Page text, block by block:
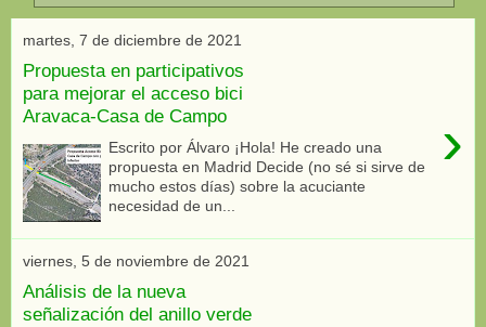
martes, 7 de diciembre de 2021
Propuesta en participativos
para mejorar el acceso bici
Aravaca-Casa de Campo
›
Escrito por Álvaro ¡Hola! He creado una
propuesta en Madrid Decide (no sé si sirve de
mucho estos días) sobre la acuciante
necesidad de un...
viernes, 5 de noviembre de 2021
Análisis de la nueva
señalización del anillo verde